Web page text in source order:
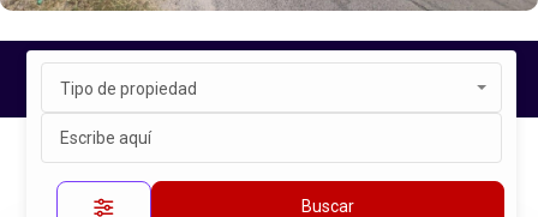
Tipo de propiedad
Buscar
Inicio
Propiedad única